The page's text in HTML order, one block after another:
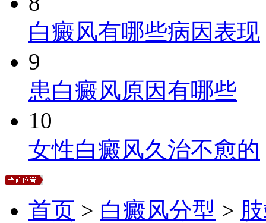
白癜风有哪些病因表现
9
患白癜风原因有哪些
10
女性白癜风久治不愈的
首页 > 白癜风分型 >